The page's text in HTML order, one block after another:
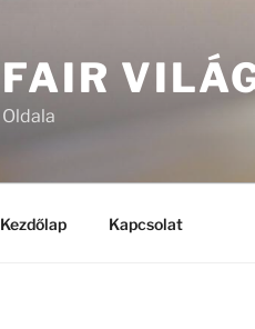
FAIR
Oldala
Kezdőlap Kapcsolat